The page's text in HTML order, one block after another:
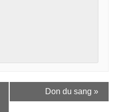
Don du sang »